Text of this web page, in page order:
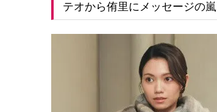
テオから侑里にメッセージの嵐